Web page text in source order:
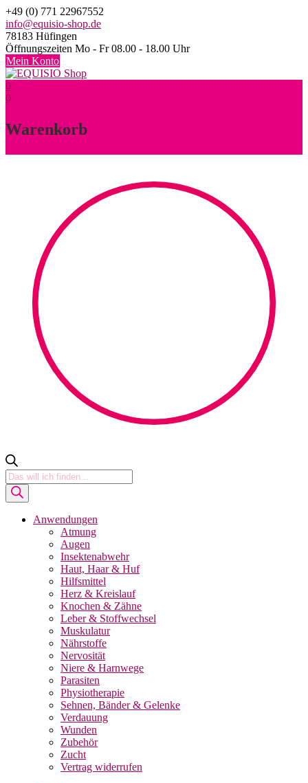
Skip
to
content
+49 (0) 771 22967552
info@equisio-shop.de
78183 Hüfingen
Öffnungszeiten Mo - Fr 08.00 - 18.00 Uhr
Mein Konto
0
0
Warenkorb
Products
search
Anwendungen
Atmung
Augen
Insektenabwehr
Haut, Haar & Huf
Hilfsmittel
Herz & Kreislauf
Knochen & Zähne
Leber & Stoffwechsel
Muskulatur
Nährstoffe
Nervosität
Niere & Harnwege
Parasiten
Physiotherapie
Sehnen, Bänder & Gelenke
Verdauung
Wunden
Zubehör
Zucht
Vertrag widerrufen